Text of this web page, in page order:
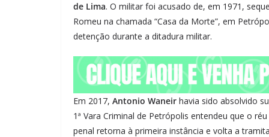
de Lima. O militar foi acusado de, em 1971,
Romeu na chamada “Casa da Morte”, em
detenção durante a ditadura militar.
Em 2017, Antonio Waneir havia sido absolvido
1ª Vara Criminal de Petrópolis entendeu que o
penal retorna à primeira instância e volta a